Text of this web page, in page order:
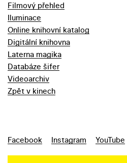
Filmový přehled
Iluminace
Online knihovní katalog
Digitální knihovna
Laterna magika
Databáze šifer
Videoarchiv
Zpět v kinech
Facebook Instagram YouTube